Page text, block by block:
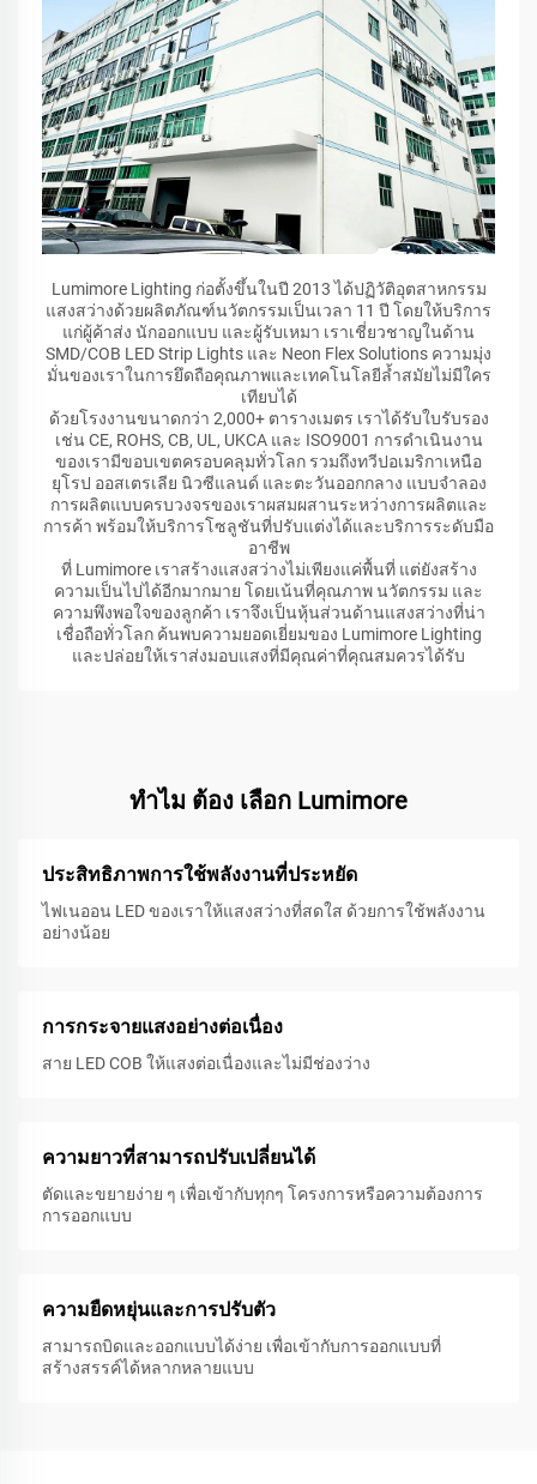
Lumimore Lighting ก่อตั้งขึ้นในปี 2013 ได้ปฏิวัติอุตสาหกรรม
แสงสว่างด้วยผลิตภัณฑ์นวัตกรรมเป็นเวลา 11 ปี โดยให้บริการ
แก่ผู้ค้าส่ง นักออกแบบ และผู้รับเหมา เราเชี่ยวชาญในด้าน
SMD/COB LED Strip Lights และ Neon Flex Solutions ความมุ่ง
มั่นของเราในการยึดถือคุณภาพและเทคโนโลยีล้ำสมัยไม่มีใคร
เทียบได้
ด้วยโรงงานขนาดกว่า 2,000+ ตารางเมตร เราได้รับใบรับรอง
เช่น CE, ROHS, CB, UL, UKCA และ ISO9001 การดำเนินงาน
ของเรามีขอบเขตครอบคลุมทั่วโลก รวมถึงทวีปอเมริกาเหนือ
ยุโรป ออสเตรเลีย นิวซีแลนด์ และตะวันออกกลาง แบบจำลอง
การผลิตแบบครบวงจรของเราผสมผสานระหว่างการผลิตและ
การค้า พร้อมให้บริการโซลูชันที่ปรับแต่งได้และบริการระดับมือ
อาชีพ
ที่ Lumimore เราสร้างแสงสว่างไม่เพียงแค่พื้นที่ แต่ยังสร้าง
ความเป็นไปได้อีกมากมาย โดยเน้นที่คุณภาพ นวัตกรรม และ
ความพึงพอใจของลูกค้า เราจึงเป็นหุ้นส่วนด้านแสงสว่างที่น่า
เชื่อถือทั่วโลก ค้นพบความยอดเยี่ยมของ Lumimore Lighting
และปล่อยให้เราส่งมอบแสงที่มีคุณค่าที่คุณสมควรได้รับ
ทําไม ต้อง เลือก Lumimore
ประสิทธิภาพการใช้พลังงานที่ประหยัด
ไฟเนออน LED ของเราให้แสงสว่างที่สดใส ด้วยการใช้พลังงาน
อย่างน้อย
การกระจายแสงอย่างต่อเนื่อง
สาย LED COB ให้แสงต่อเนื่องและไม่มีช่องว่าง
ความยาวที่สามารถปรับเปลี่ยนได้
ตัดและขยายง่าย ๆ เพื่อเข้ากับทุกๆ โครงการหรือความต้องการ
การออกแบบ
ความยืดหยุ่นและการปรับตัว
สามารถบิดและออกแบบได้ง่าย เพื่อเข้ากับการออกแบบที่
สร้างสรรค์ได้หลากหลายแบบ